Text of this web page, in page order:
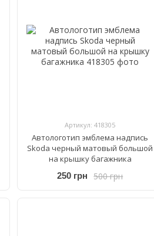
Артикул: 418305
Автологотип эмблема надпись
Skoda черный матовый большой
на крышку багажника
500 грн
250 грн